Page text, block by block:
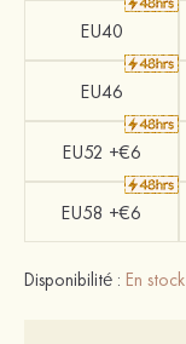
EU40
EU46
EU52 +€6
EU58 +€6
Disponibilité : En stock